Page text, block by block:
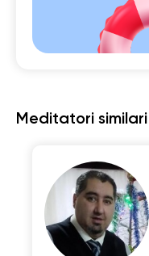
Meditatori similari